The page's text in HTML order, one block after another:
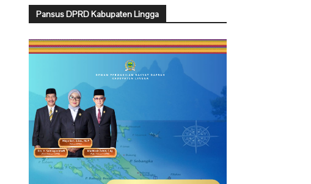
Pansus DPRD Kabupaten Lingga